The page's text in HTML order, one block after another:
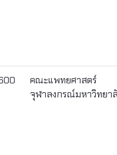
คณะแพทยศาสตร์
จุฬาลงกรณ์มหาวิทยา